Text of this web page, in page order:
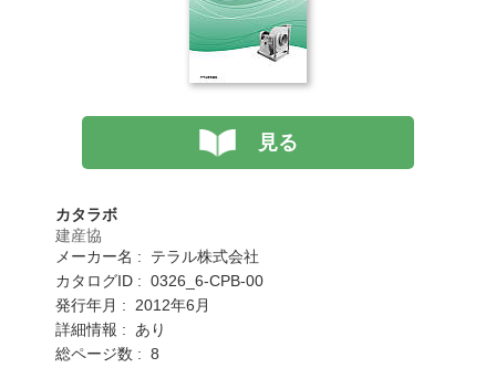
見る
カタラボ
建産協
メーカー名 : テラル株式会社
カタログID : 0326_6-CPB-00
発行年月 : 2012年6月
詳細情報 : あり
総ページ数 : 8